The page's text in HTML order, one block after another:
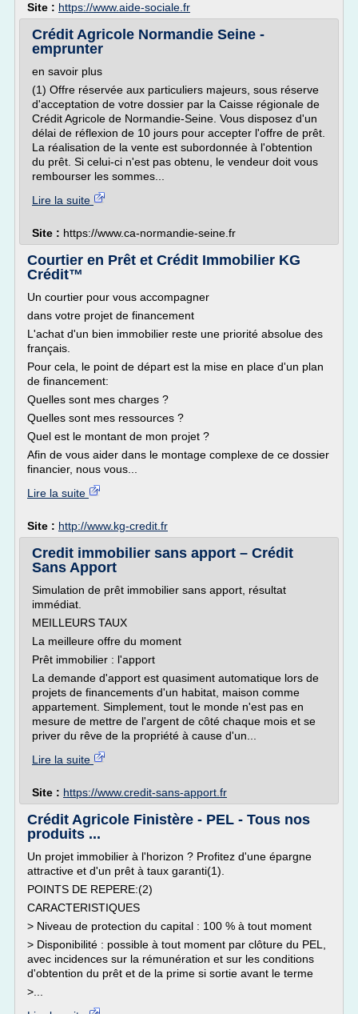
Site : https://www.aide-sociale.fr
Crédit Agricole Normandie Seine -
emprunter
en savoir plus
(1) Offre réservée aux particuliers majeurs, sous réserve
d'acceptation de votre dossier par la Caisse régionale de
Crédit Agricole de Normandie-Seine. Vous disposez d'un
délai de réflexion de 10 jours pour accepter l'offre de prêt.
La réalisation de la vente est subordonnée à l'obtention
du prêt. Si celui-ci n'est pas obtenu, le vendeur doit vous
rembourser les sommes...
Lire la suite
Site : https://www.ca-normandie-seine.fr
Courtier en Prêt et Crédit Immobilier KG
Crédit™
Un courtier pour vous accompagner
dans votre projet de financement
L'achat d'un bien immobilier reste une priorité absolue des
français.
Pour cela, le point de départ est la mise en place d'un plan
de financement:
Quelles sont mes charges ?
Quelles sont mes ressources ?
Quel est le montant de mon projet ?
Afin de vous aider dans le montage complexe de ce dossier
financier, nous vous...
Lire la suite
Site : http://www.kg-credit.fr
Credit immobilier sans apport – Crédit
Sans Apport
Simulation de prêt immobilier sans apport, résultat
immédiat.
MEILLEURS TAUX
La meilleure offre du moment
Prêt immobilier : l'apport
La demande d'apport est quasiment automatique lors de
projets de financements d'un habitat, maison comme
appartement. Simplement, tout le monde n'est pas en
mesure de mettre de l'argent de côté chaque mois et se
priver du rêve de la propriété à cause d'un...
Lire la suite
Site : https://www.credit-sans-apport.fr
Crédit Agricole Finistère - PEL - Tous nos
produits ...
Un projet immobilier à l'horizon ? Profitez d'une épargne
attractive et d'un prêt à taux garanti(1).
POINTS DE REPERE:(2)
CARACTERISTIQUES
> Niveau de protection du capital : 100 % à tout moment
> Disponibilité : possible à tout moment par clôture du PEL,
avec incidences sur la rémunération et sur les conditions
d'obtention du prêt et de la prime si sortie avant le terme
>...